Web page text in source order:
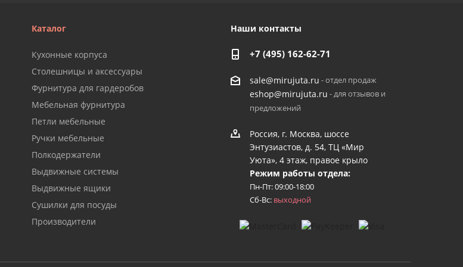
Каталог
Кухонные корпуса
Столешницы и аксессуары
Фурнитура для гардеробов
Мебельная фурнитура
Петли мебельные
Ручки мебельные
Полкодержатели
Выдвижные системы
Выдвижные ящики
Сушилки для посуды
Производители
Наши контакты
+7 (495) 162-62-71
sale@mirujuta.ru - отдел продаж
eshop@mirujuta.ru - для отзывов и
предложений
Россия, г. Москва, шоссе
Энтузиастов, д. 54, ТЦ «Мир
Уюта», 4 этаж, правое крыло
Режим работы отдела:
Пн-Пт: 09:00-18:00
Сб-Вс: выходной